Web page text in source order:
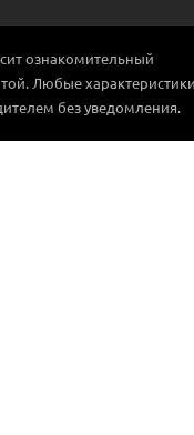
ознакомительный
Любые
без уведомления.